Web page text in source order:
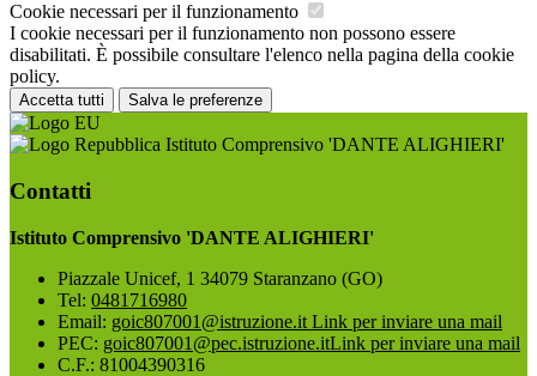
Cookie necessari per il funzionamento
I cookie necessari per il funzionamento non possono essere
disabilitati. È possibile consultare l'elenco nella pagina della cookie
policy.
Accetta tutti Salva le preferenze
Istituto Comprensivo 'DANTE ALIGHIERI'
Contatti
Istituto Comprensivo 'DANTE ALIGHIERI'
Piazzale Unicef, 1 34079 Staranzano (GO)
Tel: 0481716980
Email: goic807001@istruzione.it Link per inviare una mail
PEC: goic807001@pec.istruzione.itLink per inviare una mail
C.F.: 81004390316